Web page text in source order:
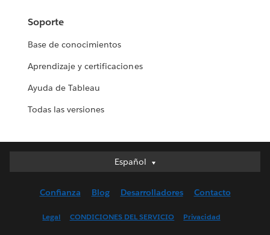
Soporte
Base de conocimientos
Aprendizaje y certificaciones
Ayuda de Tableau
Todas las versiones
Español
Español
English (UK)
Confianza Blog Desarrolladores Contacto
Legal CONDICIONES DEL SERVICIO Privacidad